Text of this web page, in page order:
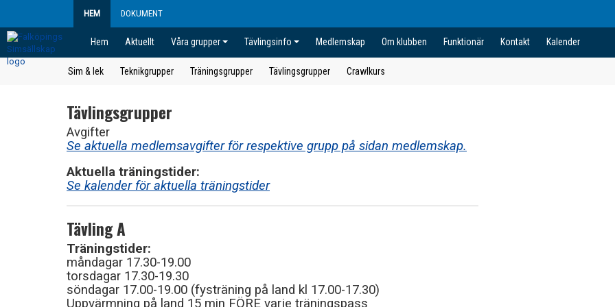
HEM DOKUMENT
Hem Aktuellt Våra grupper Tävlingsinfo Medlemskap Om klubben Funktionär Kontakt Kalender
Sim & lek Teknikgrupper Träningsgrupper Tävlingsgrupper Crawlkurs
Tävlingsgrupper
Avgifter
Se aktuella medlemsavgifter för respektive grupp på sidan medlemskap.
Aktuella träningstider:
Se kalender för aktuella träningstider
Tävling A
Träningstider:
måndagar 17.30-19.00
torsdagar 17.30-19.30
söndagar 17.00-19.00 (fysträning på land kl 17.00-17.30)
Uppvärmning på land 15 min FÖRE varje träningspass